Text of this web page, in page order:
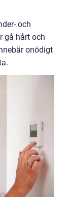
och
gå hårt och
onödigt